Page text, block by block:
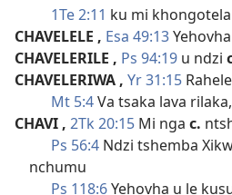
1Te 2:11 ku mi
CHAVELELE , Esa 49:13
CHAVELERILE , Ps 94:19 u ndzi
CHAVELERIWA , Yr 31:15
Mt 5:4Va tsaka lava
CHAVI , 2Tk 20:15 Mi nga c.
Ps 56:4 Ndzi tshemba
nchumu
Ps 118:6Yehovha u le